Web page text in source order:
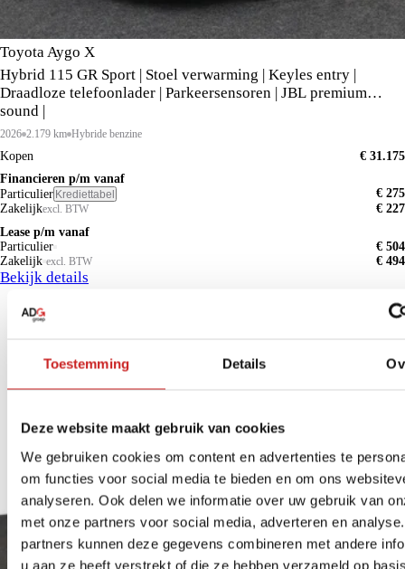
Toestemming Details
Deze website maakt gebruik van cookies
We gebruiken cookies om content en advertenties te
om functies voor social media te bieden en om ons
analyseren. Ook delen we informatie over uw gebruik van
met onze partners voor social media, adverteren en
partners kunnen deze gegevens combineren met andere
u aan ze heeft verstrekt of die ze hebben verzameld op
Toyota Aygo X
Hybrid 115 GR Sport | Stoel verwarming | Keyles entry |
Draadloze telefoonlader | Parkeersensoren | JBL premium
sound |
2026 2.179 km Hybride benzine
Kopen
€ 31.175
Financieren p/m vanaf
Particulier Krediettabel
€ 275
Zakelijkexcl. BTW
€ 227
Lease p/m vanaf
Particulier
€ 504
Zakelijk excl. BTW € 494
Bekijk details